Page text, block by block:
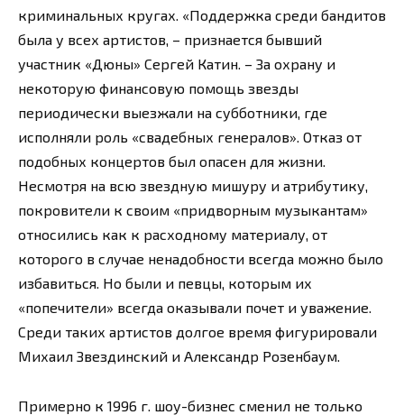
криминальных кругах. «Поддержка среди бандитов
была у всех артистов, – признается бывший
участник «Дюны» Сергей Катин. – За охрану и
некоторую финансовую помощь звезды
периодически выезжали на субботники, где
исполняли роль «свадебных генералов». Отказ от
подобных концертов был опасен для жизни.
Несмотря на всю звездную мишуру и атрибутику,
покровители к своим «придворным музыкантам»
относились как к расходному материалу, от
которого в случае ненадобности всегда можно было
избавиться. Но были и певцы, которым их
«попечители» всегда оказывали почет и уважение.
Среди таких артистов долгое время фигурировали
Михаил Звездинский и Александр Розенбаум.
Примерно к 1996 г. шоу-бизнес сменил не только